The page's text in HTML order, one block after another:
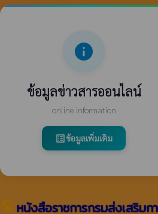
info
ข้อมูลข่าวสารออนไลน์
online information
list_altข้อมูลเพิ่มเติม
public หนังสือราชการกรมส่งเสริม